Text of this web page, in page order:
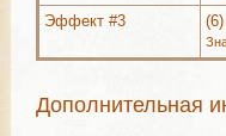
Эффект #3
Дополнительная
Используется (1)